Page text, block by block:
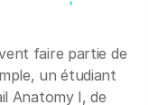
faire partie de
un étudiant
Anatomy I, de